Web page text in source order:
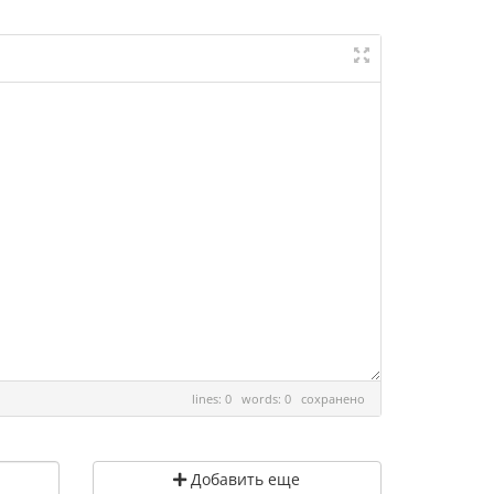
lines: 0 words: 0 сохранено
Добавить еще